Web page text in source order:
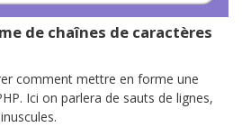
de chaînes de caractères
comment mettre en forme une
Ici on parlera de sauts de lignes,